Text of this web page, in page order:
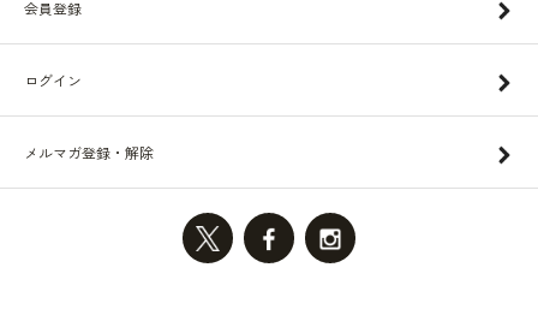
会員登録
ログイン
メルマガ登録・解除